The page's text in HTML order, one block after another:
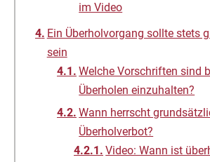
im Video
Ein Überholvorgang sollte stets
sein
Welche Vorschriften sind
Überholen einzuhalten?
Wann herrscht
Überholverbot?
Video: Wann ist